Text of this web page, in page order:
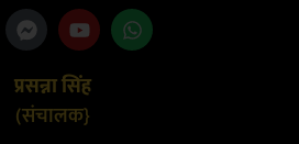
प्रसन्ना सिंह
(संचालक}